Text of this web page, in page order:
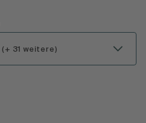
(+ 31 weitere)